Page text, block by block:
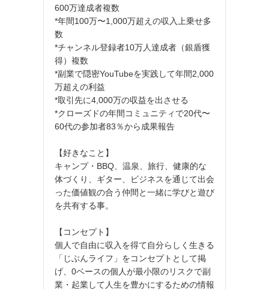
600万達成者複数
*年間100万〜1,000万超えの収入上乗せ多
数
*チャンネル登録者10万人達成者（銀盾獲
得）複数
*副業で隠密YouTubeを実践して年間2,000
万超えの利益
*取引先に4,000万の収益を出させる
*クローズドの年間コミュニティで20代〜
60代の参加者83％から成果報告
【好きなこと】
キャンプ・BBQ、温泉、旅行、健康的な
体づくり、ギター、ビジネスを通じて出会
った価値観の合う仲間と一緒に学びと遊び
を共有する事。
【コンセプト】
個人で自由に収入を得て自分らしく生きる
「じぶんライフ」をコンセプトとして掲
げ、0ベースの個人が最小限のリスクで副
業・起業して人生を豊かにするための情報